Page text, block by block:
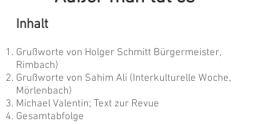
Inhalt
Grußworte von Holger Schmitt Bürgermeister,
Rimbach)
Grußworte von Sahim Ali (Interkulturelle Woche,
Mörlenbach)
Michael Valentin; Text zur Revue
Gesamtabfolge